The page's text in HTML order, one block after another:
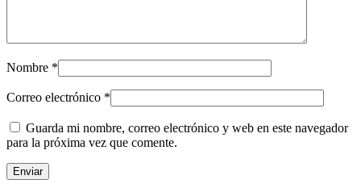
Nombre *
Correo electrónico *
Guarda mi nombre, correo electrónico y web en este navegador
para la próxima vez que comente.